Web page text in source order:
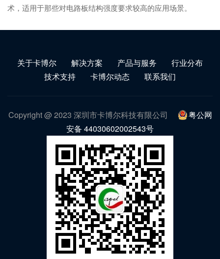
术，适用于那些对电路板结构强度要求较高的应用场景。
关于卡博尔 解决方案 产品与服务
行业分布
技术支持
卡博尔动态 联系我们
Copyright @ 2023 深圳市卡博尔科技有限公司
粤公网
安备 44030602002543号